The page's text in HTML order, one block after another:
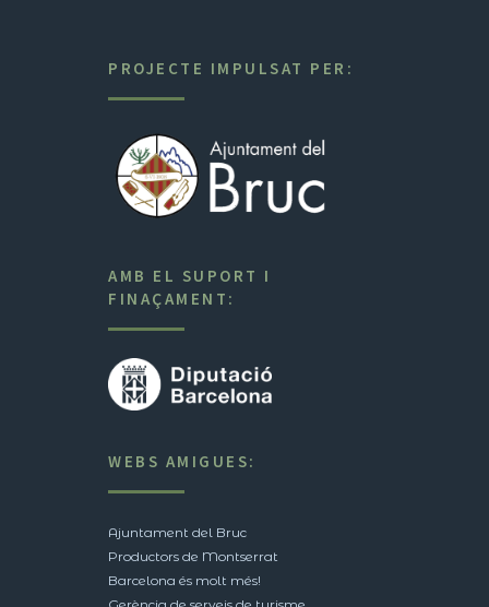
PROJECTE IMPULSAT PER:
AMB EL SUPORT I
FINAÇAMENT:
WEBS AMIGUES:
Ajuntament del Bruc
Productors de Montserrat
Barcelona és molt més!